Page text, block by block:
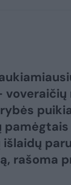
voveraičių
išlaidų
rašoma